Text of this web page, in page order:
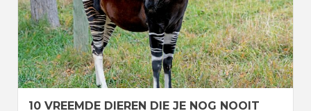
10 VREEMDE DIEREN DIE JE NOG NOOIT